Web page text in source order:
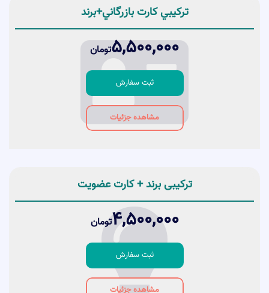
4- اخذ جواز تاسيس فیزیکی
تركيبي کارت بازرگاني+برند
5,500,000تومان
ثبت سفارش
مشاهده جزئیات
ترکیبی برند + کارت عضویت
4,500,000تومان
ثبت سفارش
مشاهده جزئیات